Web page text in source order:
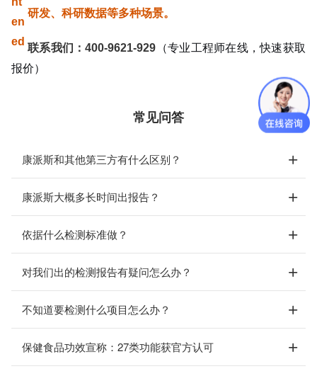
研发、科研数据等多种场景。
联系我们：400-9621-929 （专业工程师在线，快速获取
报价）
常见问答
康派斯和其他第三方有什么区别？
康派斯大概多长时间出报告？
依据什么检测标准做？
对我们出的检测报告有疑问怎么办？
不知道要检测什么项目怎么办？
保健食品功效宣称：27类功能获官方认可